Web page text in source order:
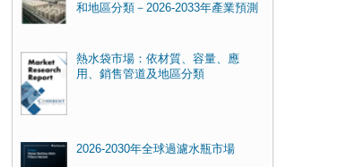
和地區分類－2026-2033年產業預測
熱水袋市場：依材質、容量、應
用、銷售管道及地區分類
2026-2030年全球過濾水瓶市場